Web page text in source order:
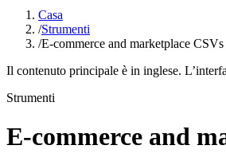
Casa
/Strumenti
/E-commerce and marketplace CSVs
Il contenuto principale è in inglese.
Strumenti
E-commerce and